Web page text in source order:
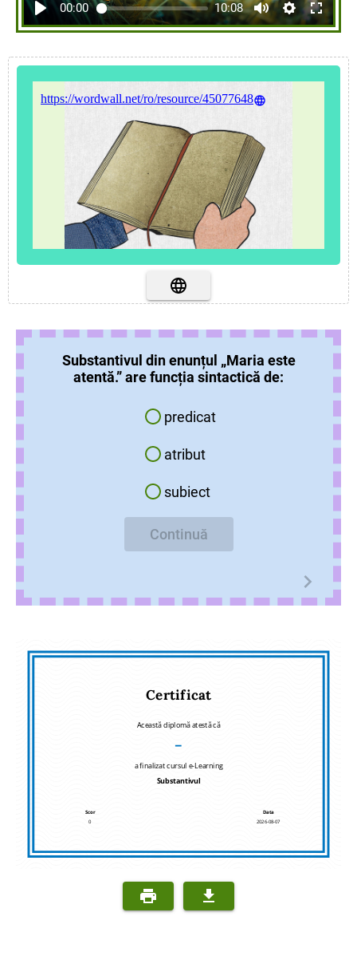
00:00 10:08
https://wordwall.net/ro/resource/45077648
Substantivul din enunțul „Maria este
atentă.” are funcția sintactică de:
predicat
atribut
subiect
Continuă
Certificat
Această diplomă atestă că
–
a finalizat cursul e-Learning
Substantivul
Scor
0
Data
2026-08-07